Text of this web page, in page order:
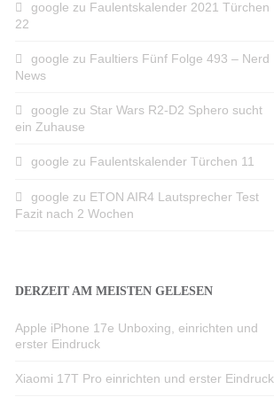
google zu Faulentskalender 2021 Türchen
22
google zu Faultiers Fünf Folge 493 – Nerd
News
google zu Star Wars R2-D2 Sphero sucht
ein Zuhause
google zu Faulentskalender Türchen 11
google zu ETON AIR4 Lautsprecher Test
Fazit nach 2 Wochen
DERZEIT AM MEISTEN GELESEN
Apple iPhone 17e Unboxing, einrichten und
erster Eindruck
Xiaomi 17T Pro einrichten und erster Eindruck